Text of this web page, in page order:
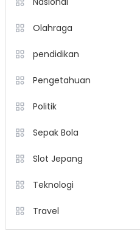
Olahraga
pendidikan
Pengetahuan
Politik
Sepak Bola
Slot Jepang
Teknologi
Travel